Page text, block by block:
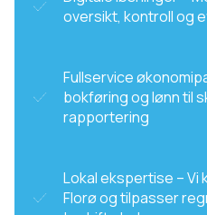
oversikt, kontroll og
Fullservice
bokføring og lønn til
rapportering
Lokal ekspertise –
Florø og tilpasser